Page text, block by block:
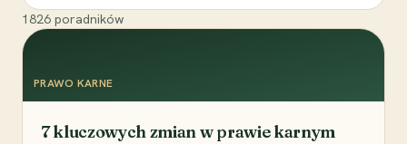
1826 poradników
PRAWO KARNE
7 kluczowych zmian w prawie karnym